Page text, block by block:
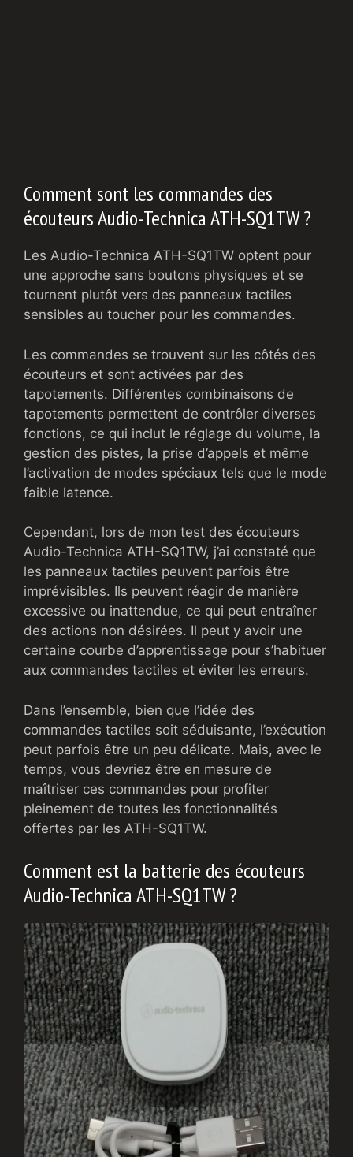
Comment sont les commandes des
écouteurs Audio-Technica ATH-SQ1TW ?
Les Audio-Technica ATH-SQ1TW optent pour
une approche sans boutons physiques et se
tournent plutôt vers des panneaux tactiles
sensibles au toucher pour les commandes.
Les commandes se trouvent sur les côtés des
écouteurs et sont activées par des
tapotements. Différentes combinaisons de
tapotements permettent de contrôler diverses
fonctions, ce qui inclut le réglage du volume, la
gestion des pistes, la prise d’appels et même
l’activation de modes spéciaux tels que le mode
faible latence.
Cependant, lors de mon test des écouteurs
Audio-Technica ATH-SQ1TW, j’ai constaté que
les panneaux tactiles peuvent parfois être
imprévisibles. Ils peuvent réagir de manière
excessive ou inattendue, ce qui peut entraîner
des actions non désirées. Il peut y avoir une
certaine courbe d’apprentissage pour s’habituer
aux commandes tactiles et éviter les erreurs.
Dans l’ensemble, bien que l’idée des
commandes tactiles soit séduisante, l’exécution
peut parfois être un peu délicate. Mais, avec le
temps, vous devriez être en mesure de
maîtriser ces commandes pour profiter
pleinement de toutes les fonctionnalités
offertes par les ATH-SQ1TW.
Comment est la batterie des écouteurs
Audio-Technica ATH-SQ1TW ?